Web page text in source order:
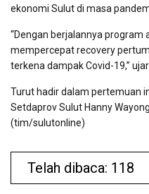
ekonomi Sulut di masa
“Dengan berjalannya program
mempercepat recovery
terkena dampak Covid-19,”
Turut hadir dalam pertemuan
Setdaprov Sulut Hanny
(tim/sulutonline)
Telah dibaca: 118